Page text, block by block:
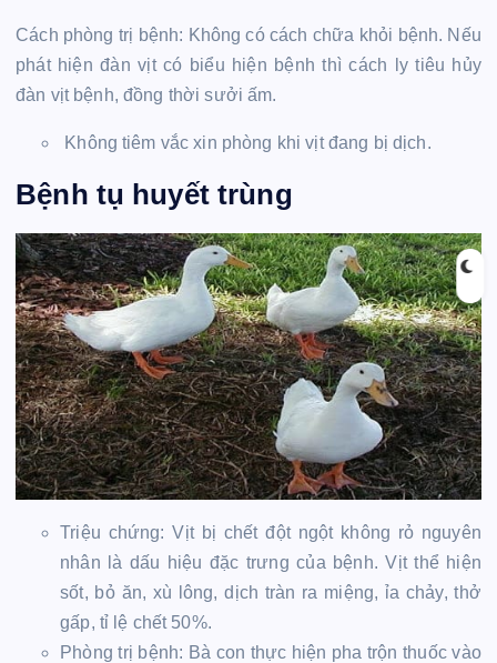
Cách phòng trị bệnh: Không có cách chữa khỏi bệnh. Nếu
phát hiện đàn vịt có biểu hiện bệnh thì cách ly tiêu hủy
đàn vịt bệnh, đồng thời sưởi ấm.
Không tiêm vắc xin phòng khi vịt đang bị dịch.
Bệnh tụ huyết trùng
Triệu chứng: Vịt bị chết đột ngột không rỏ nguyên
nhân là dấu hiệu đặc trưng của bệnh. Vịt thể hiện
sốt, bỏ ăn, xù lông, dịch tràn ra miệng, ỉa chảy, thở
gấp, tỉ lệ chết 50%.
Phòng trị bệnh: Bà con thực hiện pha trộn thuốc vào